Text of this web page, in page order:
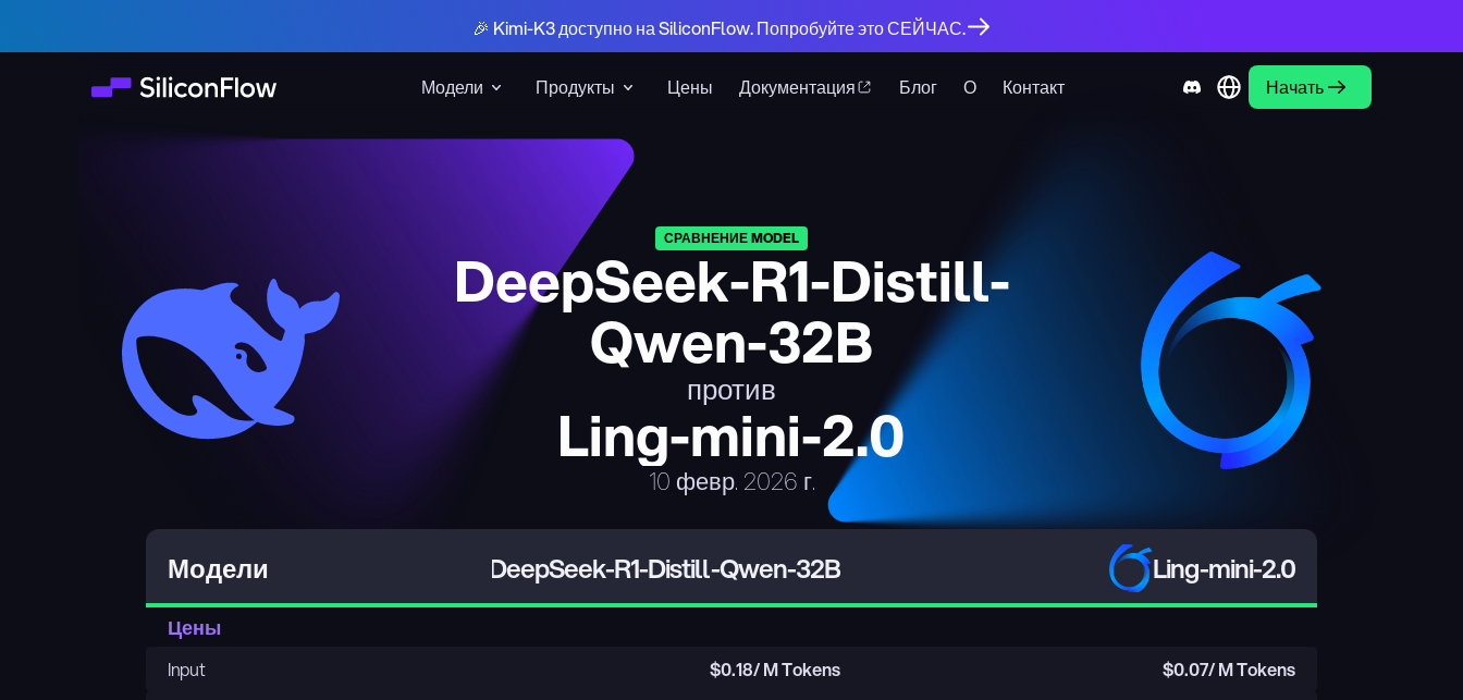
Модели Продукты Цены Документация Блог О Контакт Начать
🎉 Kimi-K3 доступно на SiliconFlow. Попробуйте это СЕЙЧАС.
СРАВНЕНИЕ MODEL
DeepSeek-R1-Distill-
Qwen-32B
против
Ling-mini-2.0
10 февр. 2026 г.
Модели DeepSeek-R1-Distill-Qwen-32B Ling-mini-2.0
Цены
Input $0.18/ M Tokens $0.07/ M Tokens